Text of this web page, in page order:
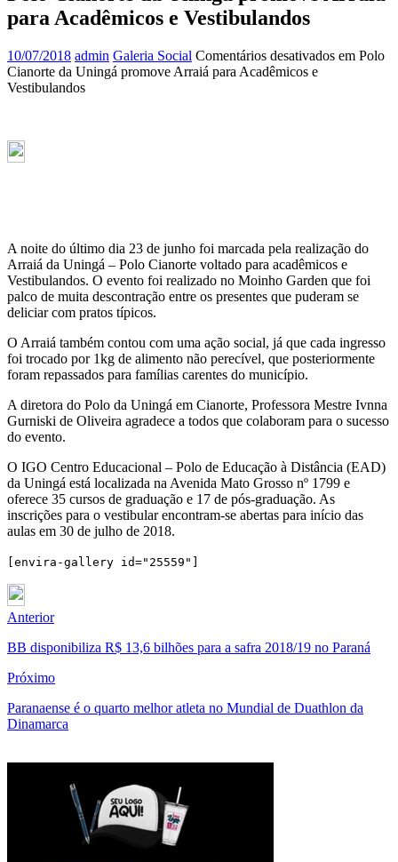
para Acadêmicos e Vestibulandos
10/07/2018 admin Galeria Social Comentários desativados em Polo
Cianorte da Uningá promove Arraiá para Acadêmicos e
Vestibulandos
A noite do último dia 23 de junho foi marcada pela realização do
Arraiá da Uningá – Polo Cianorte voltado para acadêmicos e
Vestibulandos. O evento foi realizado no Moinho Garden que foi
palco de muita descontração entre os presentes que puderam se
deliciar com pratos típicos.
O Arraiá também contou com uma ação social, já que cada ingresso
foi trocado por 1kg de alimento não perecível, que posteriormente
foram repassados para famílias carentes do município.
A diretora do Polo da Uningá em Cianorte, Professora Mestre Ivnna
Gurniski de Oliveira agradece a todos que colaboram para o sucesso
do evento.
O IGO Centro Educacional – Polo de Educação à Distância (EAD)
da Uningá está localizada na Avenida Mato Grosso nº 1799 e
oferece 35 cursos de graduação e 17 de pós-graduação. As
inscrições para o vestibular encontram-se abertas para início das
aulas em 30 de julho de 2018.
[envira-gallery id="25559"]
Anterior
BB disponibiliza R$ 13,6 bilhões para a safra 2018/19 no Paraná
Próximo
Paranaense é o quarto melhor atleta no Mundial de Duathlon da
Dinamarca